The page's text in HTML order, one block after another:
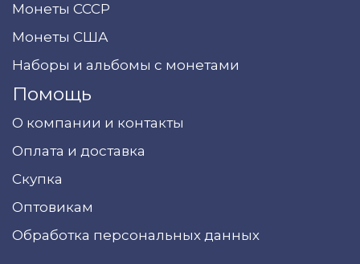
Монеты СССР
Монеты США
Наборы и альбомы с монетами
Помощь
О компании и контакты
Оплата и доставка
Скупка
Оптовикам
Обработка персональных данных